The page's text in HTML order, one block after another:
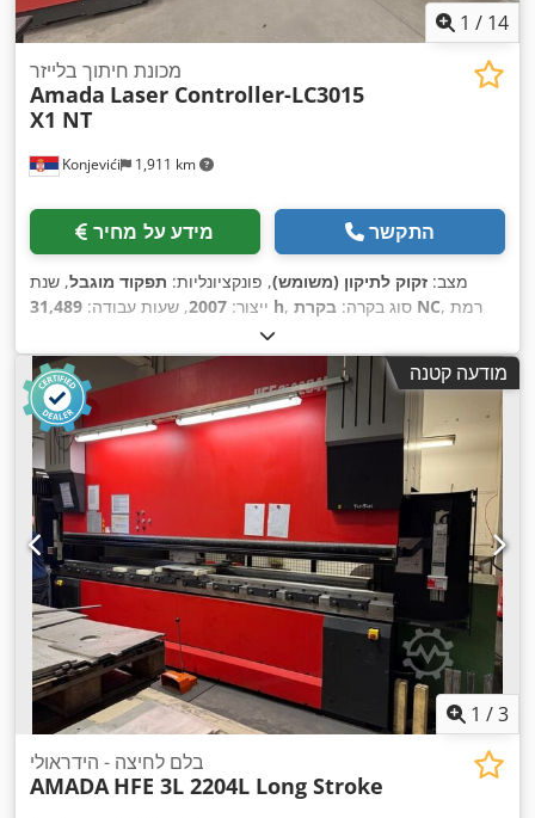
1 / 14
Konjevići 1,911 km
מכונת חיתוך בלייזר
Amada Laser Controller-LC3015
X1 NT
מידע על מחיר התקשר
מצב: זקוק לתיקון (משומש), פונקציונליות: תפקוד מוגבל, שנת
ייצור: 2007, שעות עבודה: 31,489 h , סוג בקרה: בקרת NC, רמת
אוטומציה:, סוג לייזר:
h
, הספק לייזר:4,000 וואט , עובי מירבי של לוח:22 מ"מ
, עובי מירבי
של יריעת פלדה: 22 מ"מ , עובי מקסימלי של פח נירוסטה:8 מ"מ
,
עובי מירבי של יריעת אלומיניום:6 מ"מ , אורך שולחן: 3,000 מ"מ
,
רוחב שולחן:1,500 מ"מ , אורך עבודה:3,000 מ"מ
, רוחב עבודה:
3,000 מ"מ,
מודעה קטנה
1 /3
בלם לחיצה - הידראולי
AMADA HFE 3L 2204L Long Stroke